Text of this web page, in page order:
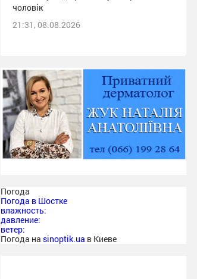
чоловік
21:31, 08.08.2026
Погода
Погода в Шостке
влажность:
давление:
ветер:
Погода на sinoptik.ua в Киеве